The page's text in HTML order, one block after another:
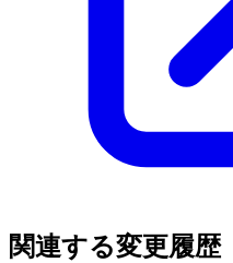
関連する変更履歴